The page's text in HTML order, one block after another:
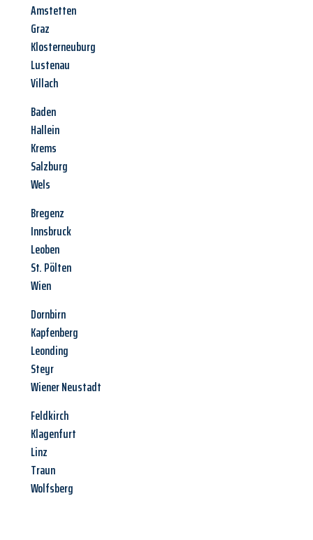
Amstetten
Graz
Klosterneuburg
Lustenau
Villach
Baden
Hallein
Krems
Salzburg
Wels
Bregenz
Innsbruck
Leoben
St. Pölten
Wien
Dornbirn
Kapfenberg
Leonding
Steyr
Wiener Neustadt
Feldkirch
Klagenfurt
Linz
Traun
Wolfsberg